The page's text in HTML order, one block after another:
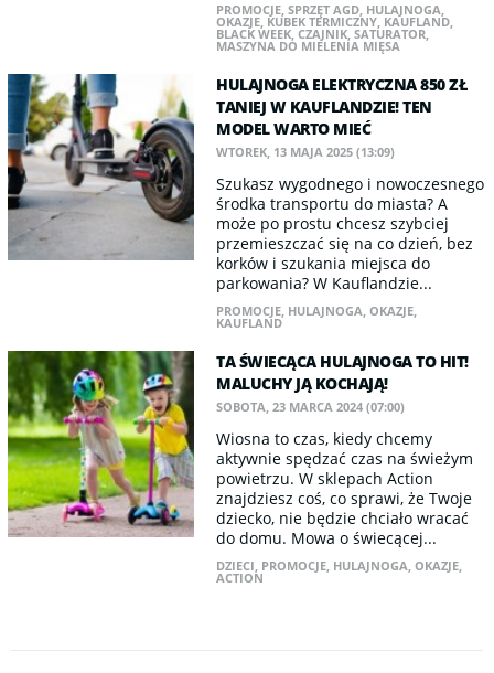
PROMOCJE,SPRZĘT AGD, HULAJNOGA,
OKAZJE, KUBEK TERMICZNY, KAUFLAND,
BLACK WEEK,CZAJNIK,SATURATOR,
MASZYNA DO MIELENIA MIĘSA
HULAJNOGA ELEKTRYCZNA 850 ZŁ
TANIEJ W KAUFLANDZIE! TEN
MODEL WARTO MIEĆ
WTOREK, 13 MAJA 2025 (13:09)
Szukasz wygodnego i nowoczesnego
środka transportu do miasta? A
może po prostu chcesz szybciej
przemieszczać się na co dzień, bez
korków i szukania miejsca do
parkowania? W Kauflandzie...
PROMOCJE, HULAJNOGA,OKAZJE,
KAUFLAND
TA ŚWIECĄCA HULAJNOGA TO HIT!
MALUCHY JĄ KOCHAJĄ!
SOBOTA, 23 MARCA 2024 (07:00)
Wiosna to czas, kiedy chcemy
aktywnie spędzać czas na świeżym
powietrzu. W sklepach Action
znajdziesz coś, co sprawi, że Twoje
dziecko, nie będzie chciało wracać
do domu. Mowa o świecącej...
DZIECI, PROMOCJE, HULAJNOGA,OKAZJE,
ACTION